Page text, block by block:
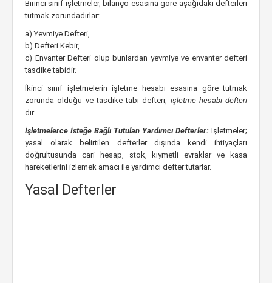
Birinci sınıf işletmeler, bilanço esasına göre aşağıdaki defterleri
tutmak zorundadırlar:
a) Yevmiye Defteri,
b) Defteri Kebir,
c) Envanter Defteri olup bunlardan yevmiye ve envanter defteri
tasdike tabidir.
İkinci sınıf işletmelerin işletme hesabı esasına göre tutmak
zorunda olduğu ve tasdike tabi defteri, işletme hesabı defteri
dir.
İşletmelerce İsteğe Bağlı Tutulan Yardımcı Defterler: İşletmeler;
yasal olarak belirtilen defterler dışında kendi ihtiyaçları
doğrultusunda cari hesap, stok, kıymetli evraklar ve kasa
hareketlerini izlemek amacı ile yardımcı defter tutarlar.
Yasal Defterler